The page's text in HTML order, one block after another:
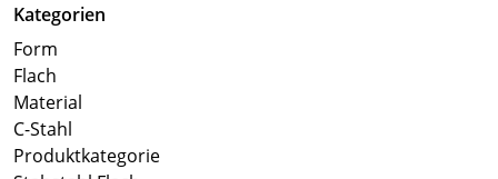
Kategorien
Form
Flach
Material
C-Stahl
Produktkategorie